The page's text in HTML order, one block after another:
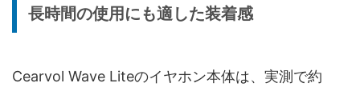
長時間の使用にも適した装着感
Cearvol Wave Liteのイヤホン本体は、実測で約